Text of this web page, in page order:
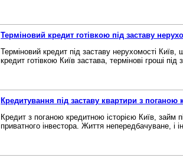
Терміновий кредит готівкою під заставу
Терміновий кредит під заставу нерухомості Київ,
кредит готівкою Київ застава, термінові гроші під
Кредитування під заставу квартири з поганою
Кредит з поганою кредитною історією Київ, займ
приватного інвестора. Життя непередбачуване, і